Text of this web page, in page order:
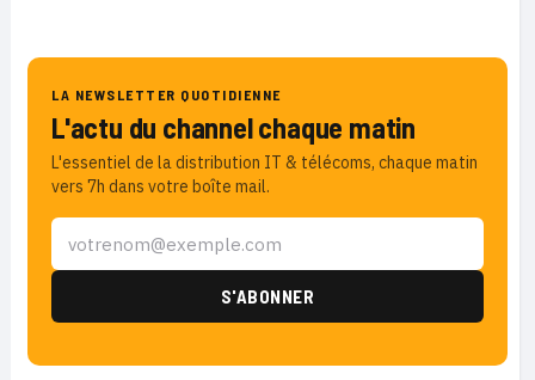
LA NEWSLETTER QUOTIDIENNE
L'actu du channel chaque matin
L'essentiel de la distribution IT & télécoms, chaque matin
vers 7h dans votre boîte mail.